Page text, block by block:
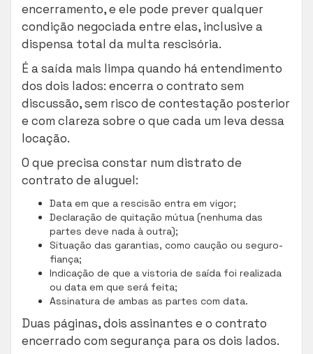
encerramento, e ele pode prever qualquer
condição negociada entre elas, inclusive a
dispensa total da multa rescisória.
É a saída mais limpa quando há entendimento
dos dois lados: encerra o contrato sem
discussão, sem risco de contestação posterior
e com clareza sobre o que cada um leva dessa
locação.
O que precisa constar num distrato de
contrato de aluguel:
Data em que a rescisão entra em vigor;
Declaração de quitação mútua (nenhuma das
partes deve nada à outra);
Situação das garantias, como caução ou seguro-
fiança;
Indicação de que a vistoria de saída foi realizada
ou data em que será feita;
Assinatura de ambas as partes com data.
Duas páginas, dois assinantes e o contrato
encerrado com segurança para os dois lados.